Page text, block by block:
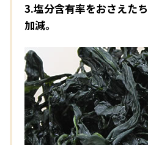
3.塩分含有率をおさえた
加減。